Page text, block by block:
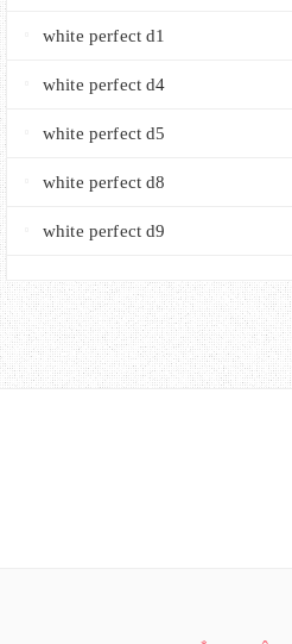
white perfect d1
white perfect d4
white perfect d5
white perfect d8
white perfect d9